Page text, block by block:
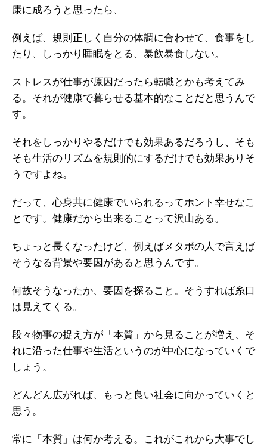
康に成ろうと思ったら、
例えば、規則正しく自分の体調に合わせて、食事をし
たり、しっかり睡眠をとる、暴飲暴食しない。
ストレスが仕事が原因だったら転職とかも考えてみ
る。それが健康で暮らせる基本的なことだと思うんで
す。
それをしっかりやるだけでも効果あるだろうし、そも
そも生活のリズムを規則的にするだけでも効果ありそ
うですよね。
だって、心身共に健康でいられるってホント幸せなこ
とです。健康だから出来ることって沢山ある。
ちょっと長くなったけど、例えばメタボの人で言えば
そうなる背景や要因があると思うんです。
何故そうなったか、要因を探ること。そうすれば糸口
は見えてくる。
段々物事の捉え方が「本質」から見ることが増え、そ
れに沿った仕事や生活というのが中心になっていくで
しょう。
どんどん広がれば、もっと良い社会に向かっていくと
思う。
常に「本質」は何か考える。これがこれから大事でし